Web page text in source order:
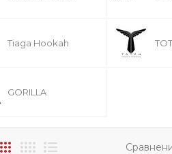
Tiaga Hookah
GORILLA